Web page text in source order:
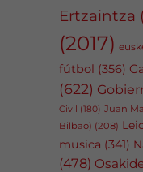
Ertzaintza
(2017)
fútbol (356)
(622)
Civil (180) Juan
Bilbao) (208)
musica (341)
(478)